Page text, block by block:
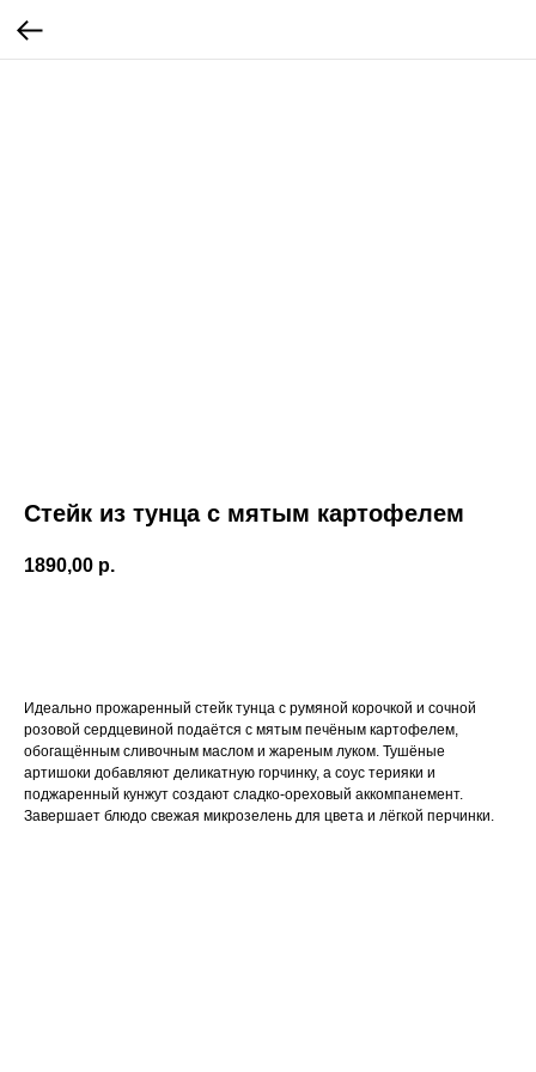
Стейк из тунца с мятым картофелем
1890,00 р.
Идеально прожаренный стейк тунца с румяной корочкой и сочной
розовой сердцевиной подаётся с мятым печёным картофелем,
обогащённым сливочным маслом и жареным луком. Тушёные
артишоки добавляют деликатную горчинку, а соус терияки и
поджаренный кунжут создают сладко-ореховый аккомпанемент.
Завершает блюдо свежая микрозелень для цвета и лёгкой перчинки.